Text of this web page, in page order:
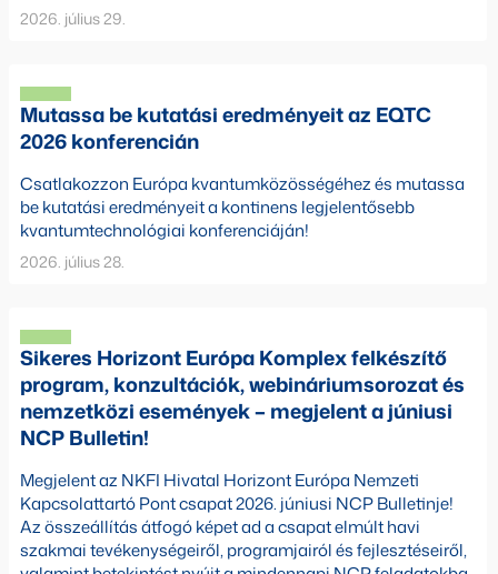
2026. július 29.
Mutassa be kutatási eredményeit az EQTC
2026 konferencián
Csatlakozzon Európa kvantumközösségéhez és mutassa
be kutatási eredményeit a kontinens legjelentősebb
kvantumtechnológiai konferenciáján!
2026. július 28.
Sikeres Horizont Európa Komplex felkészítő
program, konzultációk, webináriumsorozat és
nemzetközi események – megjelent a júniusi
NCP Bulletin!
Megjelent az NKFI Hivatal Horizont Európa Nemzeti
Kapcsolattartó Pont csapat 2026. júniusi NCP Bulletinje!
Az összeállítás átfogó képet ad a csapat elmúlt havi
szakmai tevékenységeiről, programjairól és fejlesztéseiről,